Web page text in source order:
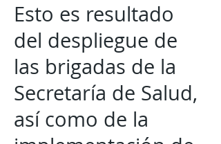
Esto es resultado
del despliegue de
las brigadas de la
Secretaría de Salud,
así como de la